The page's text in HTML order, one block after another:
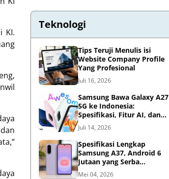
KI.
Teknologi
Tips Teruji Menulis isi
Website Company Profile
Yang Profesional
Juli 16, 2026
Samsung Bawa Galaxy A27
5G ke Indonesia:
Spesifikasi, Fitur AI, dan
Harga Resmi
Juli 14, 2026
Spesifikasi Lengkap
Samsung A37, Android 6
Jutaan yang Serba
Lengkap
Mei 04, 2026